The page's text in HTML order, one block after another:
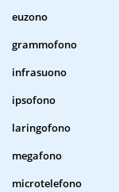
euzono
grammofono
infrasuono
ipsofono
laringofono
megafono
microtelefono